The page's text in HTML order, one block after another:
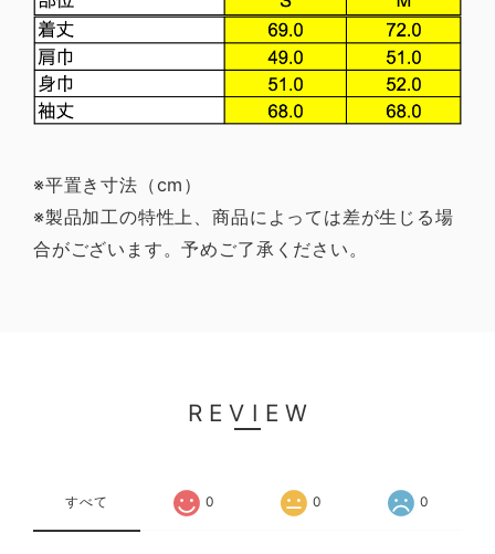
※平置き寸法（cm）
※製品加工の特性上、商品によっては差が生じる場
合がございます。予めご了承ください。
REVIEW
すべて 0 0 0